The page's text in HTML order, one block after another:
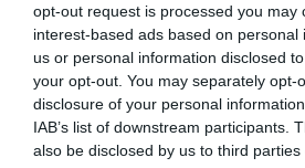
opt-out request is processed you may
interest-based ads based on personal
us or personal information disclosed
your opt-out. You may separately opt-
disclosure of your personal
IAB’s list of downstream participants.
also be disclosed by us to third parties
ελεύθερος στην αγορά και είναι
τους μέσους όρους που τελείωσε
κάποιο συμβόλαιο.
Η Euroleague στα πόδια